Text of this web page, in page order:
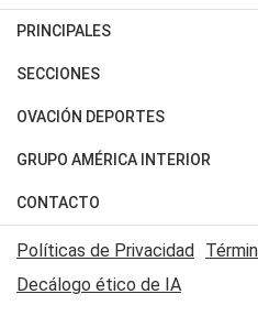
PRINCIPALES
Últimas Noticias
Política
Judiciales
Economia
SECCIONES
Horóscopo
Motores
Trucos caseros
Series y Películas
Edictos y Solicitadas
OVACIÓN DEPORTES
Fútbol
Mundial
Automovilismo
Rugby
GRUPO AMÉRICA INTERIOR
Canal 7 en Vivo
CONTACTO
Acerca de Nosotros
Contactanos
Políticas de Privacidad
Decálogo ético de IA